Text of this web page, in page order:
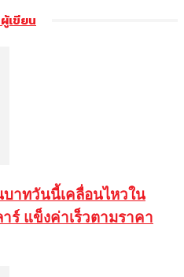
เขียน
าทวันนี้เคลื่อนไหวใน
ร์ แข็งค่าเร็วตามราคา